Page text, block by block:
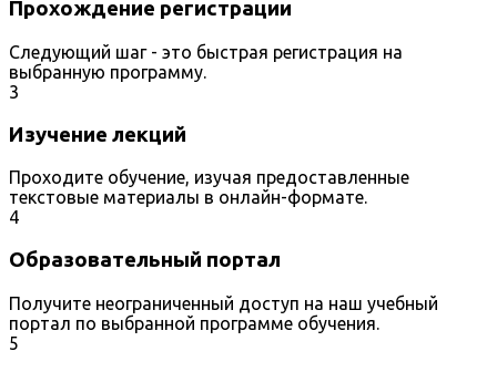
Прохождение регистрации
Следующий шаг - это быстрая регистрация на
выбранную программу.
3
Изучение лекций
Проходите обучение, изучая предоставленные
текстовые материалы в онлайн-формате.
4
Образовательный портал
Получите неограниченный доступ на наш учебный
портал по выбранной программе обучения.
5